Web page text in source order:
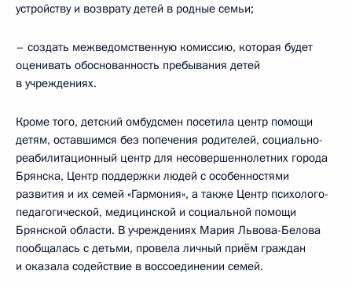
устройству и возврату детей в родные семьи;
– создать межведомственную комиссию, которая будет
оценивать обоснованность пребывания детей
в учреждениях.
Кроме того, детский омбудсмен посетила центр помощи
детям, оставшимся без попечения родителей, социально-
реабилитационный центр для несовершеннолетних города
Брянска, Центр поддержки людей с особенностями
развития и их семей «Гармония», а также Центр психолого-
педагогической, медицинской и социальной помощи
Брянской области. В учреждениях Мария Львова-Белова
пообщалась с детьми, провела личный приём граждан
и оказала содействие в воссоединении семей.